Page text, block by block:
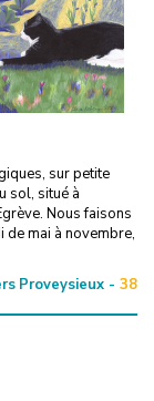
sur petite
sol, situé à
Nous faisons
de mai à novembre,
Proveysieux - 38